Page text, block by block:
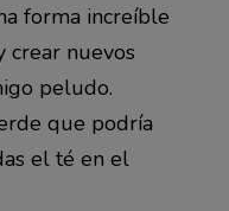
forma increíble
crear nuevos
peludo.
que podría
el té en el